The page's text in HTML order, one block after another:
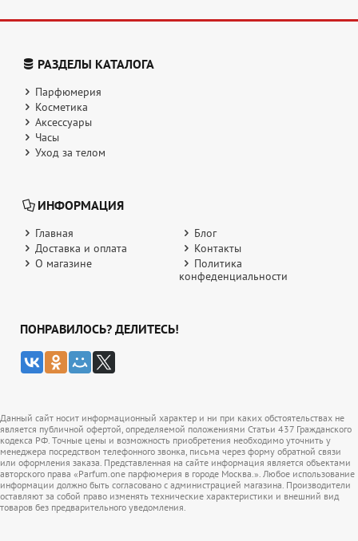
РАЗДЕЛЫ КАТАЛОГА
Парфюмерия
Косметика
Аксессуары
Часы
Уход за телом
ИНФОРМАЦИЯ
Главная
Блог
Доставка и оплата
Контакты
О магазине
Политика
конфеденциальности
ПОНРАВИЛОСЬ? ДЕЛИТЕСЬ!
Данный сайт носит информационный характер и ни при каких обстоятельствах не
является публичной офертой, определяемой положениями Статьи 437 Гражданского
кодекса РФ. Точные цены и возможность приобретения необходимо уточнить у
менеджера посредством телефонного звонка, письма через форму обратной связи
или оформления заказа. Представленная на сайте информация является объектами
авторского права «Parfum.one парфюмерия в городе Москва.». Любое использование
информации должно быть согласовано с администрацией магазина. Производители
оставляют за собой право изменять технические характеристики и внешний вид
товаров без предварительного уведомления.